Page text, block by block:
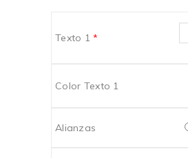
Texto 1*
Color Texto 1
Alianzas